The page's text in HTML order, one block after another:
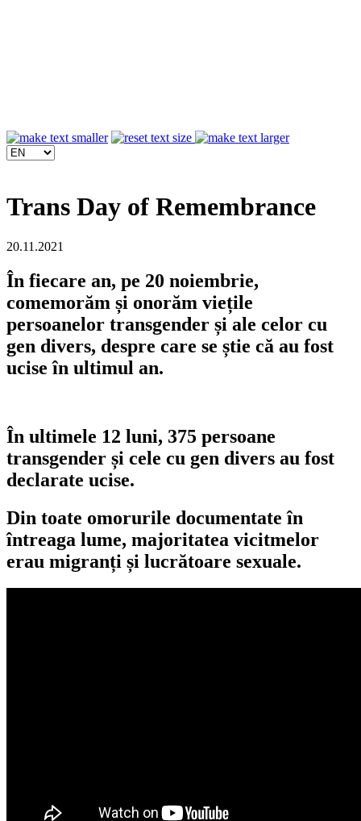
Trans Day of Remembrance
20.11.2021
În fiecare an, pe 20 noiembrie,
comemorăm și onorăm viețile
persoanelor transgender și ale celor cu
gen divers, despre care se știe că au fost
ucise în ultimul an.
În ultimele 12 luni, 375 persoane
transgender și cele cu gen divers au fost
declarate ucise.
Din toate omorurile documentate în
întreaga lume, majoritatea vicitmelor
erau migranți și lucrătoare sexuale.